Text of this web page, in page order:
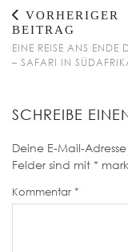
VORHERIGER
BEITRAG
EINE REISE ANS ENDE
– SAFARI IN
SCHREIBE
Deine E-Mail-
Felder sind mit *
Kommentar *